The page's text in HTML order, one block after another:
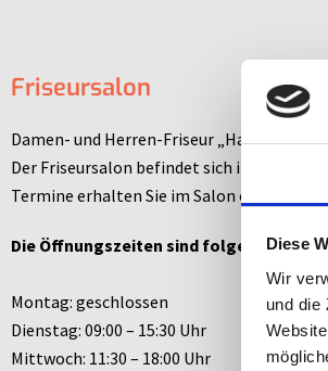
Diese
Wir
und die
Friseursalon
Damen- und Herren-Friseur „Hair Room 2“
Der Friseursalon befindet sich im
Termine erhalten Sie im Salon oder
Die Öffnungszeiten sind folgende:
Montag: geschlossen
Dienstag: 09:00 – 15:30 Uhr
Mittwoch: 11:30 – 18:00 Uhr